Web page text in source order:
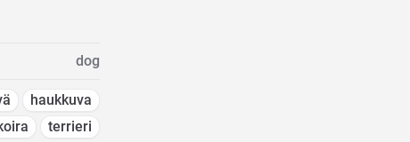
dog
haukkuva
terrieri